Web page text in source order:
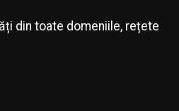
din toate domeniile, rețete